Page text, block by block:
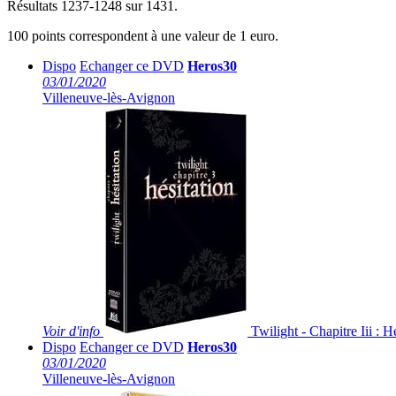
Résultats 1237-1248 sur 1431.
100 points correspondent à une valeur de 1 euro.
Dispo Echanger ce DVD Heros30
03/01/2020
Villeneuve-lès-Avignon
Voir d'info Twilight - Chapitre Iii :
Dispo Echanger ce DVD Heros30
03/01/2020
Villeneuve-lès-Avignon